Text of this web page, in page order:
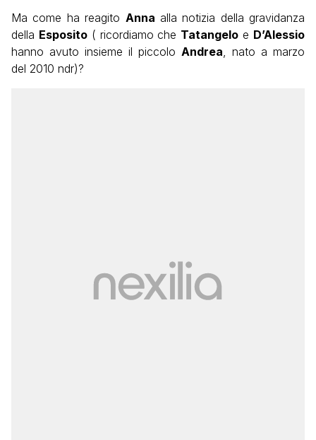
Ma come ha reagito Anna alla notizia della gravidanza
della Esposito( ricordiamo che Tatangelo e D’Alessio
hanno avuto insieme il piccolo Andrea, nato a marzo
del 2010 ndr)?